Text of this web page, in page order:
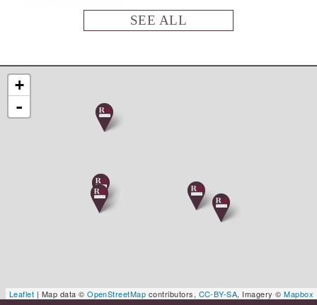
SEE ALL
+
-
Leaflet | Map data ©OpenStreetMap contributors, CC-BY-SA, Imagery ©Mapbox